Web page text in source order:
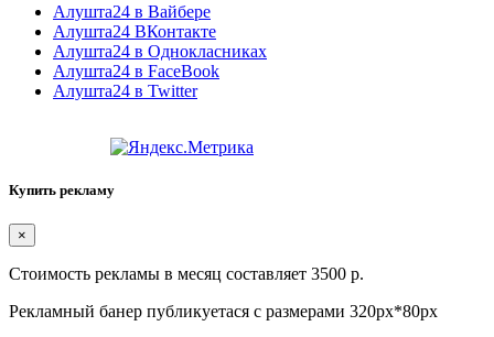
Алушта24 в Вайбере
Алушта24 ВКонтакте
Алушта24 в Однокласниках
Алушта24 в FaceBook
Алушта24 в Twitter
Купить рекламу
×
Стоимость рекламы в месяц составляет 3500 р.
Рекламный банер публикуетася с размерами 320px*80px